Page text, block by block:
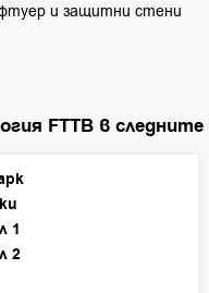
и защитни стени
FTTB в
1
2